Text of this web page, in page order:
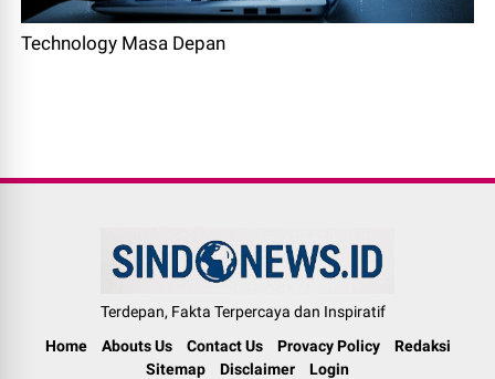
Technology Masa Depan
Terdepan, Fakta Terpercaya dan Inspiratif
Home
Abouts Us Contact Us Provacy Policy
Redaksi
Sitemap
Disclaimer Login